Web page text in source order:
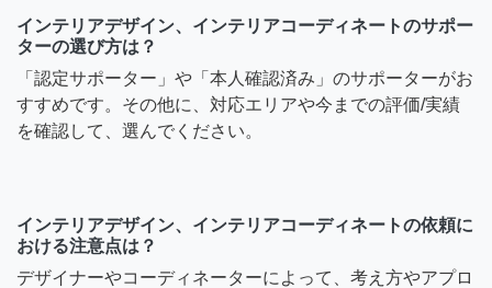
インテリアデザイン、インテリアコーディネートのサポー
ターの選び方は？
「認定サポーター」や「本人確認済み」のサポーターがお
すすめです。その他に、対応エリアや今までの評価/実績
を確認して、選んでください。
インテリアデザイン、インテリアコーディネートの依頼に
おける注意点は？
デザイナーやコーディネーターによって、考え方やアプロ